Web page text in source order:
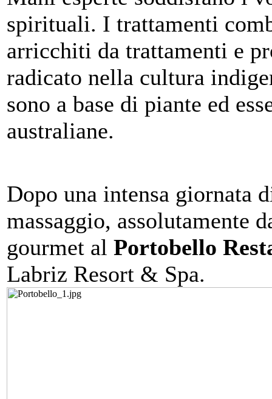
spirituali. I trattamenti
arricchiti da trattamenti e
radicato nella cultura
sono a base di piante ed
australiane.
Dopo una intensa giornata
massaggio, assolutamente
gourmet al Portobello
Labriz Resort & Spa.